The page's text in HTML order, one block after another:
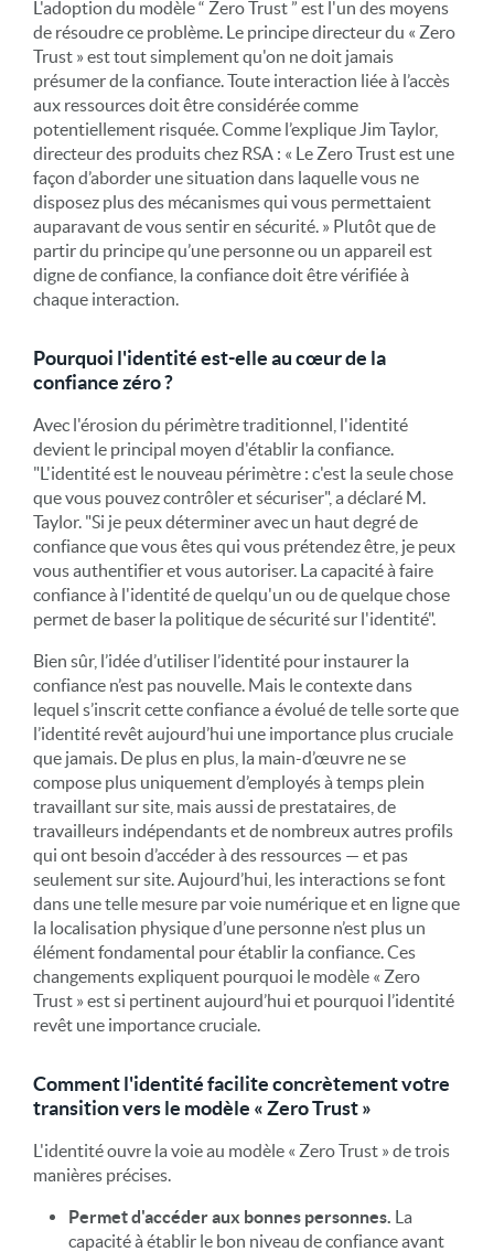
L'adoption du modèle “ Zero Trust ” est l'un des moyens
de résoudre ce problème. Le principe directeur du « Zero
Trust » est tout simplement qu'on ne doit jamais
présumer de la confiance. Toute interaction liée à l’accès
aux ressources doit être considérée comme
potentiellement risquée. Comme l’explique Jim Taylor,
directeur des produits chez RSA : « Le Zero Trust est une
façon d’aborder une situation dans laquelle vous ne
disposez plus des mécanismes qui vous permettaient
auparavant de vous sentir en sécurité. » Plutôt que de
partir du principe qu’une personne ou un appareil est
digne de confiance, la confiance doit être vérifiée à
chaque interaction.
Pourquoi l'identité est-elle au cœur de la
confiance zéro ?
Avec l'érosion du périmètre traditionnel, l'identité
devient le principal moyen d'établir la confiance.
"L'identité est le nouveau périmètre : c'est la seule chose
que vous pouvez contrôler et sécuriser", a déclaré M.
Taylor. "Si je peux déterminer avec un haut degré de
confiance que vous êtes qui vous prétendez être, je peux
vous authentifier et vous autoriser. La capacité à faire
confiance à l'identité de quelqu'un ou de quelque chose
permet de baser la politique de sécurité sur l'identité".
Bien sûr, l’idée d’utiliser l’identité pour instaurer la
confiance n’est pas nouvelle. Mais le contexte dans
lequel s’inscrit cette confiance a évolué de telle sorte que
l’identité revêt aujourd’hui une importance plus cruciale
que jamais. De plus en plus, la main-d’œuvre ne se
compose plus uniquement d’employés à temps plein
travaillant sur site, mais aussi de prestataires, de
travailleurs indépendants et de nombreux autres profils
qui ont besoin d’accéder à des ressources — et pas
seulement sur site. Aujourd’hui, les interactions se font
dans une telle mesure par voie numérique et en ligne que
la localisation physique d’une personne n’est plus un
élément fondamental pour établir la confiance. Ces
changements expliquent pourquoi le modèle « Zero
Trust » est si pertinent aujourd’hui et pourquoi l’identité
revêt une importance cruciale.
Comment l'identité facilite concrètement votre
transition vers le modèle « Zero Trust »
L'identité ouvre la voie au modèle « Zero Trust » de trois
manières précises.
Permet d'accéder aux bonnes personnes. La
capacité à établir le bon niveau de confiance avant